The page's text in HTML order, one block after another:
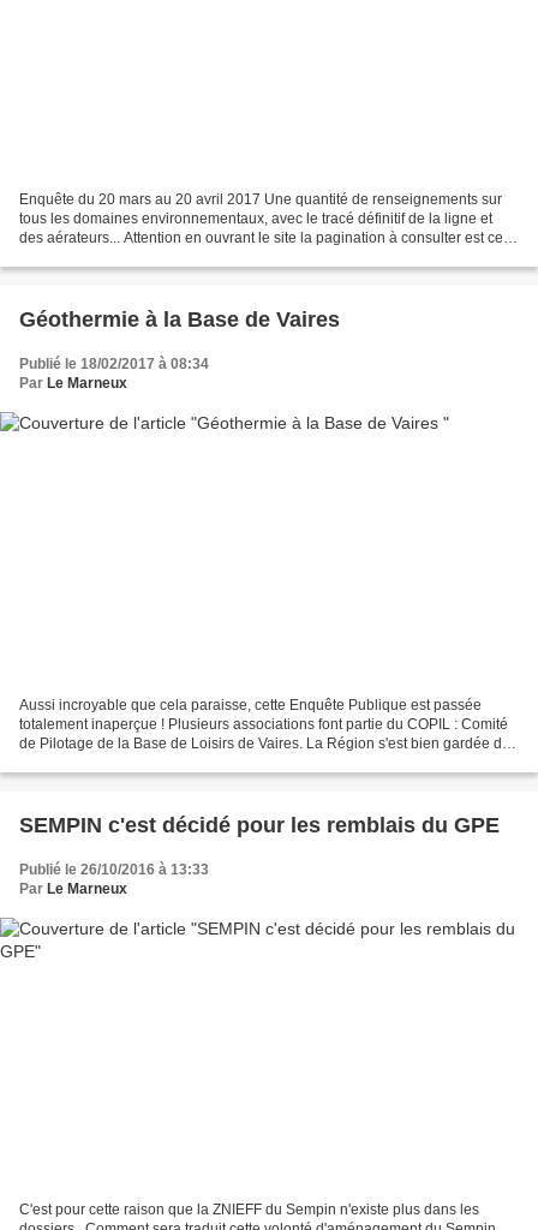
Enquête du 20 mars au 20 avril 2017 Une quantité de renseignements sur
tous les domaines environnementaux, avec le tracé définitif de la ligne et
des aérateurs... Attention en ouvrant le site la pagination à consulter est celle
Géothermie à la Base de Vaires
Publié le 18/02/2017 à 08:34
Par Le Marneux
Aussi incroyable que cela paraisse, cette Enquête Publique est passée
totalement inaperçue ! Plusieurs associations font partie du COPIL : Comité
de Pilotage de la Base de Loisirs de Vaires. La Région s'est bien gardée de
SEMPIN c'est décidé pour les remblais du GPE
Publié le 26/10/2016 à 13:33
Par Le Marneux
C'est pour cette raison que la ZNIEFF du Sempin n'existe plus dans les